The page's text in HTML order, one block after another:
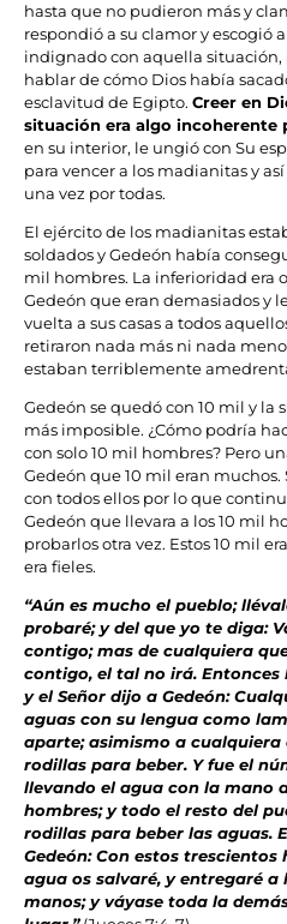
hasta que no pudieron más y
respondió a su clamor y escogió
indignado con aquella situación,
hablar de cómo Dios había
esclavitud de Egipto. Creer en
situación era algo incoherente
en su interior, le ungió con Su
para vencer a los madianitas y
una vez por todas.
El ejército de los madianitas
soldados y Gedeón había
mil hombres. La inferioridad era
Gedeón que eran demasiados y
vuelta a sus casas a todos
retiraron nada más ni nada
estaban terriblemente
Gedeón se quedó con 10 mil y la
más imposible. ¿Cómo podría
con solo 10 mil hombres? Pero
Gedeón que 10 mil eran
con todos ellos por lo que
Gedeón que llevara a los 10 mil
probarlos otra vez. Estos 10 mil
era fieles.
“Aún es mucho el pueblo;
probaré; y del que yo te diga:
contigo; mas de cualquiera
contigo, el tal no irá. Entonces
y el Señor dijo a Gedeón:
aguas con su lengua como
aparte; asimismo a cualquiera
rodillas para beber. Y fue el
llevando el agua con la mano
hombres; y todo el resto del
rodillas para beber las aguas.
Gedeón: Con estos
agua os salvaré, y entregaré
manos; y váyase toda la